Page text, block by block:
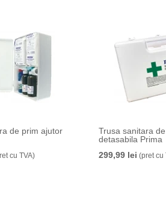
de prim ajutor
cu TVA)
Trusa sanitara
detasabila Prima
299,99 lei (pret cu